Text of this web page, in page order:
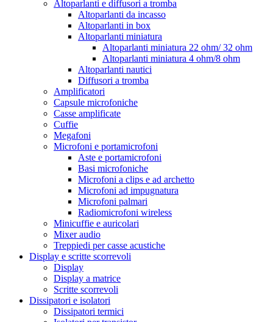
Altoparlanti e diffusori a tromba
Altoparlanti da incasso
Altoparlanti in box
Altoparlanti miniatura
Altoparlanti miniatura 22 ohm/ 32 ohm
Altoparlanti miniatura 4 ohm/8 ohm
Altoparlanti nautici
Diffusori a tromba
Amplificatori
Capsule microfoniche
Casse amplificate
Cuffie
Megafoni
Microfoni e portamicrofoni
Aste e portamicrofoni
Basi microfoniche
Microfoni a clips e ad archetto
Microfoni ad impugnatura
Microfoni palmari
Radiomicrofoni wireless
Minicuffie e auricolari
Mixer audio
Treppiedi per casse acustiche
Display e scritte scorrevoli
Display
Display a matrice
Scritte scorrevoli
Dissipatori e isolatori
Dissipatori termici